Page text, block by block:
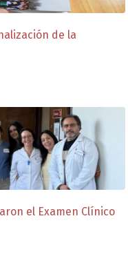
de la
el Examen Clínico